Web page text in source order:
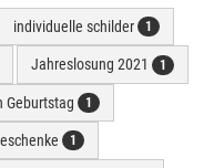
individuelle schilder 1
Jahreslosung 2021 1
Geburtstag 1
1